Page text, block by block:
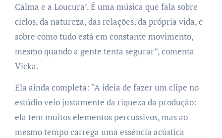
Calma e a Loucura’. É uma música que fala sobre
ciclos, da natureza, das relações, da própria vida, e
sobre como tudo está em constante movimento,
mesmo quando a gente tenta segurar”, comenta
Vicka.
Ela ainda completa: “A ideia de fazer um clipe no
estúdio veio justamente da riqueza da produção:
ela tem muitos elementos percussivos, mas ao
mesmo tempo carrega uma essência acústica